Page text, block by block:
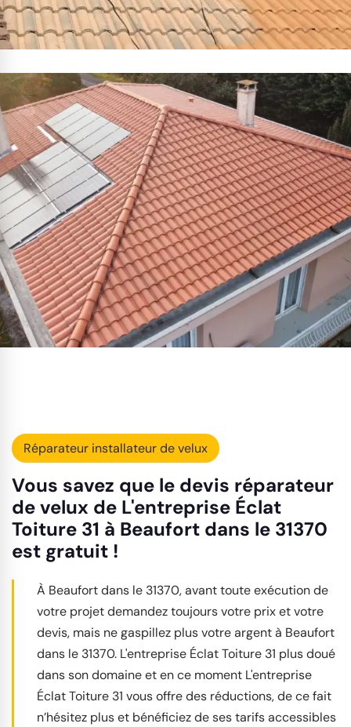
Réparateur installateur de velux
Vous savez que le devis réparateur
de velux de L'entreprise Éclat
Toiture 31 à Beaufort dans le 31370
est gratuit !
À Beaufort dans le 31370, avant toute exécution de
votre projet demandez toujours votre prix et votre
devis, mais ne gaspillez plus votre argent à Beaufort
dans le 31370. L'entreprise Éclat Toiture 31 plus doué
dans son domaine et en ce moment L'entreprise
Éclat Toiture 31 vous offre des réductions, de ce fait
n’hésitez plus et bénéficiez de ses tarifs accessibles